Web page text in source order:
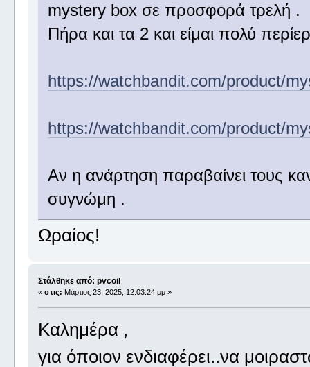
mystery box σε προσφορά τρελή .
Πήρα και τα 2 και είμαι πολύ
https://watchbandit.com/product/
https://watchbandit.com/product/
Αν η ανάρτηση παραβαίνει τους
συγνώμη .
Ωραίος!
Στάλθηκε από: pvcoil
« στις: Μάρτιος 23, 2025, 12:03:24 μμ »
Καλημέρα ,
για όποιον ενδιαφέρει..να